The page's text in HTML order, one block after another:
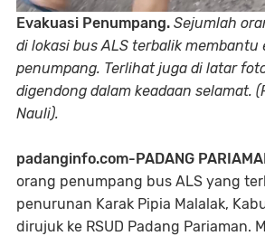
Evakuasi Penumpang. Sejumlah
di lokasi bus ALS terbalik membantu
penumpang. Terlihat juga di latar
digendong dalam keadaan selamat.
Nauli).
padanginfo.com-PADANG
orang penumpang bus ALS yang
penurunan Karak Pipia Malalak,
dirujuk ke RSUD Padang Pariaman.